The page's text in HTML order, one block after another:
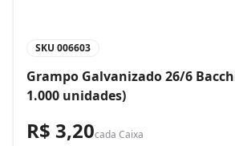
SKU 006603
Grampo Galvanizado 26/6
1.000 unidades)
R$ 3,20cada Caixa